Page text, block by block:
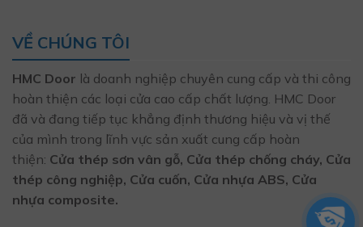
VỀ CHÚNG TÔI
HMC Door là doanh nghiệp chuyên cung cấp và thi công
hoàn thiện các loại cửa cao cấp chất lượng. HMC Door
đã và đang tiếp tục khẳng định thương hiệu và vị thế
của mình trong lĩnh vực sản xuất cung cấp hoàn
thiện: Cửa thép sơn vân gỗ, Cửa thép chống cháy, Cửa
thép công nghiệp, Cửa cuốn, Cửa nhựa ABS, Cửa
nhựa composite.